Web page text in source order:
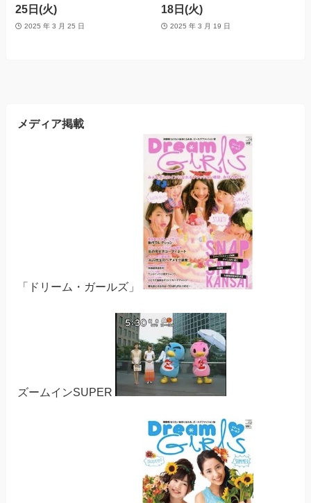
25日(火)
2025 年 3 月 25 日
18日(火)
2025 年 3 月 19 日
メディア掲載
「ドリーム・ガールズ」
ズームインSUPER